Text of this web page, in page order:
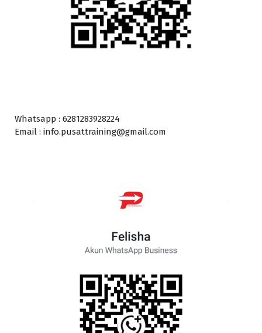
Whatsapp : 6281283928224
Email : info.pusattraining@gmail.com